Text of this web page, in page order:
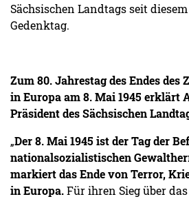
Sächsischen Landtags seit
Gedenktag.
Zum 80. Jahrestag des Endes des
in Europa am 8. Mai 1945 erklärt
Präsident des Sächsischen
„Der 8. Mai 1945 ist der Tag der
nationalsozialistischen
markiert das Ende von Terror,
in Europa.Für ihren Sieg über das